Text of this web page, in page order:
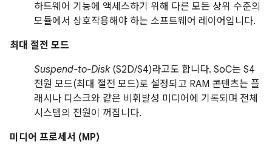
하드웨어 기능에 액세스하기 위해 다른 모든 상위 수준의
모듈에서 상호작용해야 하는 소프트웨어 레이어입니다.
최대 절전 모드
Suspend-to-Disk(S2D/S4)라고도 합니다. SoC는 S4
전원 모드(최대 절전 모드)로 설정되고 RAM 콘텐츠는 플
래시나 디스크와 같은 비휘발성 미디어에 기록되며 전체
시스템의 전원이 꺼집니다.
미디어 프로세서 (MP)